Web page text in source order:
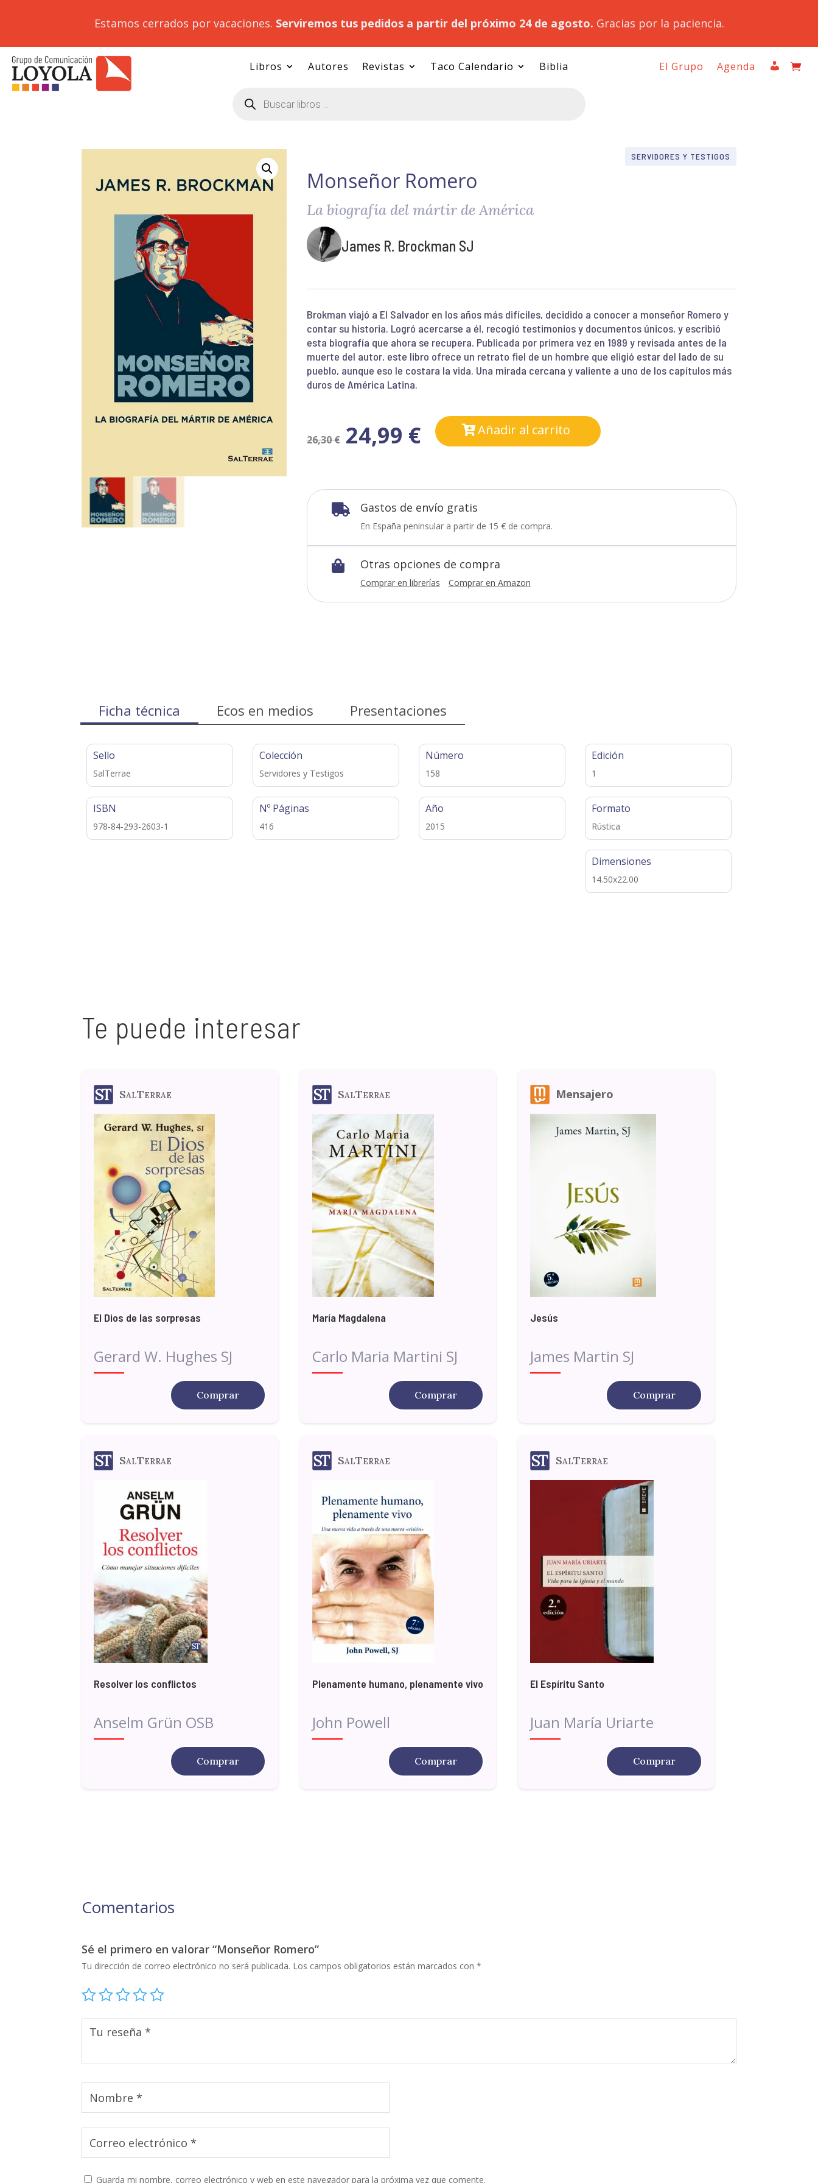
Estamos cerrados por vacaciones. Serviremos tus pedidos a partir del próximo 24 de agosto. Gracias por la paciencia.
Libros Autores Revistas Taco Calendario Biblia
productos
El Grupo Agenda
SERVIDORES Y TESTIGOS
Monseñor Romero
La biografía del mártir de América
James R. Brockman SJ
Brokman viajó a El Salvador en los años más difíciles, decidido a conocer a monseñor Romero y
contar su historia. Logró acercarse a él, recogió testimonios y documentos únicos, y escribió
esta biografía que ahora se recupera. Publicada por primera vez en 1989 y revisada antes de la
muerte del autor, este libro ofrece un retrato fiel de un hombre que eligió estar del lado de su
pueblo, aunque eso le costara la vida. Una mirada cercana y valiente a uno de los capítulos más
duros de América Latina.
26,30€ 24,99 € Añadir al carrito
 Gastos de envío gratis
En España peninsular a partir de 15 € de compra.
 Otras opciones de compra
Comprar en librerías Comprar en Amazon
Ficha técnica Ecos en medios Presentaciones
Sello
SalTerrae
ISBN
978-84-293-2603-1
Colección
Servidores y Testigos
Nº Páginas
416
Número
158
Año
2015
Edición
1
Formato
Rústica
Dimensiones
14.50x22.00
Te puede interesar
SalTerrae
El Dios de las sorpresas
Gerard W. Hughes SJ
Comprar
SalTerrae
María Magdalena
Carlo Maria Martini SJ
Comprar
Mensajero
Jesús
James Martin SJ
Comprar
SalTerrae
Resolver los conflictos
Anselm Grün OSB
Comprar
SalTerrae
Plenamente humano, plenamente vivo
John Powell
Comprar
SalTerrae
El Espíritu Santo
Juan María Uriarte
Comprar
Comentarios
Sé el primero en valorar “Monseñor Romero”
Tu dirección de correo electrónico no será publicada. Los campos obligatorios están marcados con*
Guarda mi nombre, correo electrónico y web en este navegador para la próxima vez que comente.